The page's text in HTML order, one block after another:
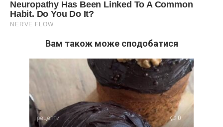
Вам також може сподобатися
рецепти 0